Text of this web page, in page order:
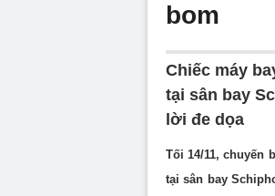
bom
Chiếc máy
tại sân bay
lời đe dọa
Tối 14/11, chuyến
tại sân bay